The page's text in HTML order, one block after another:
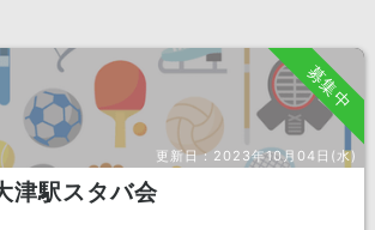
募集中
更新日：2023年10月04日(水)
津駅スタバ会